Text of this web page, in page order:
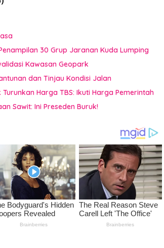
30 Grup Jaranan Kuda Lumping
Kawasan Geopark
dan Tinjau Kondisi Jalan
Harga TBS: Ikuti Harga Pemerintah
Sawit: Ini Preseden Buruk!